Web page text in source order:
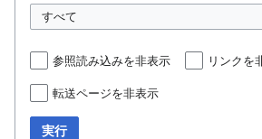
参照読み込みを非表示 リンクを
転送ページを非表示
実行